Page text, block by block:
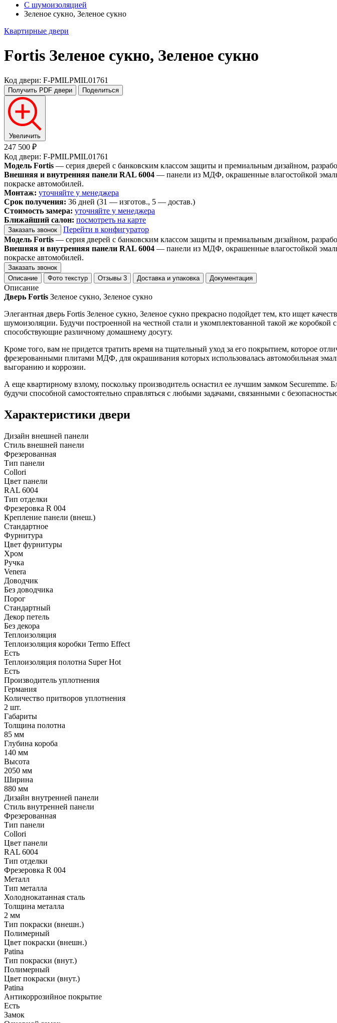
С шумоизоляцией
Зеленое сукно, Зеленое сукно
Квартирные двери
Fortis Зеленое сукно, Зеленое сукно
Код двери: F-PMILPMIL01761
Получить PDF двери Поделиться
Увеличить
247 500 ₽
Код двери: F-PMILPMIL01761
Модель Fortis — серия дверей с банковским классом защиты и премиальным дизайном,
Внешняя и внутренняя панели RAL 6004 — панели из МДФ, окрашенные влагостойкой
покраске автомобилей.
Монтаж: уточняйте у менеджера
Срок получения: 36 дней (31 — изготов., 5 — достав.)
Стоимость замера: уточняйте у менеджера
Ближайший салон: посмотреть на карте
Заказать звонок
Перейти в конфигуратор
Модель Fortis — серия дверей с банковским классом защиты и премиальным дизайном,
Внешняя и внутренняя панели RAL 6004 — панели из МДФ, окрашенные влагостойкой
покраске автомобилей.
Заказать звонок
Описание
Фото текстур Отзывы 3 Доставка и упаковка Документация
Описание
Дверь Fortis Зеленое сукно, Зеленое сукно
Элегантная дверь Fortis Зеленое сукно, Зеленое сукно прекрасно подойдет тем, кто ищет
шумоизоляции. Будучи построенной на честной стали и укомплектованной такой же коробкой
способствующие различному домашнему досугу.
Кроме того, вам не придется тратить время на тщательный уход за его покрытием, которое
фрезерованными плитами МДФ, для окрашивания которых использовалась автомобильная
выгоранию и коррозии.
А еще квартирному взлому, поскольку производитель оснастил ее лучшим замком Securemme.
будучи способной самостоятельно справляться с любыми задачами, связанными с
Характеристики двери
Дизайн внешней панели
Стиль внешней панели
Фрезерованная
Тип панели
Collori
Цвет панели
RAL 6004
Тип отделки
Фрезеровка R 004
Крепление панели (внеш.)
Стандартное
Фурнитура
Цвет фурнитуры
Хром
Ручка
Venera
Доводчик
Без доводчика
Порог
Стандартный
Декор петель
Без декора
Теплоизоляция
Теплоизоляция коробки Termo Effect
Есть
Теплоизоляция полотна Super Нot
Есть
Производитель уплотнения
Германия
Количество притворов уплотнения
2 шт.
Габариты
Толщина полотна
85 мм
Глубина короба
140 мм
Высота
2050 мм
Ширина
880 мм
Дизайн внутренней панели
Стиль внутренней панели
Фрезерованная
Тип панели
Collori
Цвет панели
RAL 6004
Тип отделки
Фрезеровка R 004
Металл
Тип металла
Холоднокатанная сталь
Толщина металла
2 мм
Тип покраски (внешн.)
Полимерный
Цвет покраски (внешн.)
Patina
Тип покраски (внут.)
Полимерный
Цвет покраски (внут.)
Patina
Антикоррозийное покрытие
Есть
Замок